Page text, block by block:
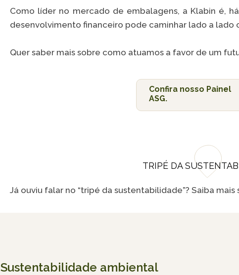
Como líder no mercado de embalagens, a Klabin é,
desenvolvimento financeiro pode caminhar lado a
Quer saber mais sobre como atuamos a favor de um
Confira nosso Painel
ASG.
TRIPÉ DA
Já ouviu falar no “tripé da sustentabilidade”? Saiba
Sustentabilidade ambiental